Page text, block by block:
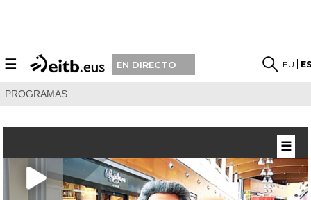
☰ EN DIRECTO EU
PROGRAMAS
☰